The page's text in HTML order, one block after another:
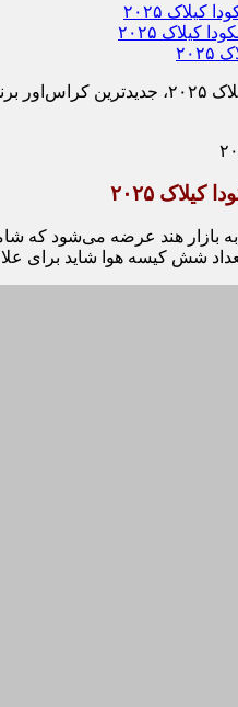
۲۰۲۵
۲۰۲۵
شروع آن 789,000 روپیه (9,320 دلار) اعلام شده است.
۲۰۲۵
بازار هند عرضه می‌شود که
شش کیسه هوا شاید برای